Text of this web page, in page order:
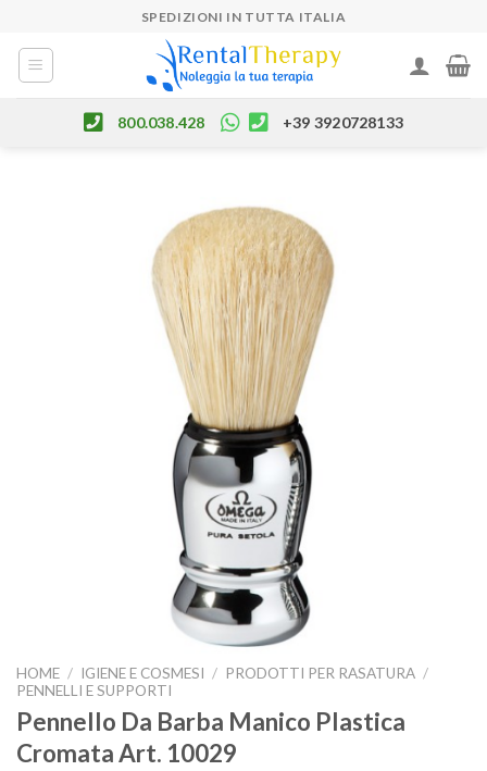
content
SPEDIZIONI IN TUTTA ITALIA
800.038.428 +39 3920728133
HOME / IGIENE E COSMESI / PRODOTTI PER RASATURA /
PENNELLI E SUPPORTI
Pennello Da Barba Manico Plastica
Cromata Art. 10029